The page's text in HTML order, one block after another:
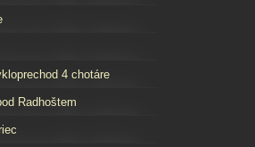
4 chotáre
Radhoštem